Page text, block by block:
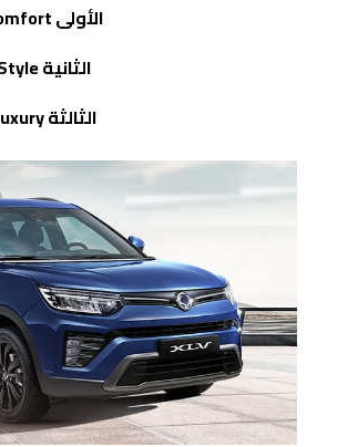
الأولى
الثانية
الثالثة